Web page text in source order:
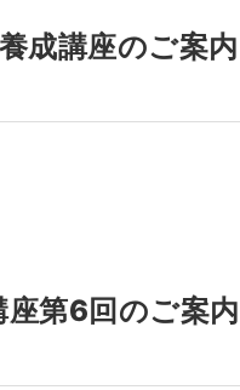
成講座のご案内
第6回のご案内